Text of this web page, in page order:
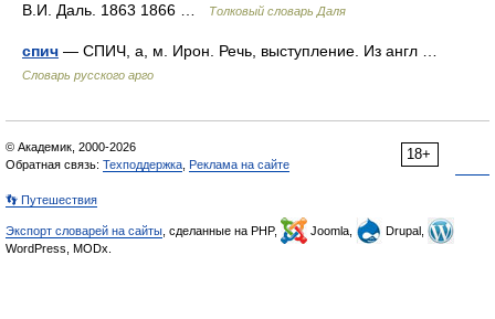
В.И. Даль. 1863 1866 …
Толковый словарь Даля
спич — СПИЧ, а, м. Ирон. Речь, выступление. Из англ …
Словарь русского арго
18+
© Академик, 2000-2026
Обратная связь: Техподдержка Реклама на сайте
👣 Путешествия
Экспорт словарей на сайты , сделанные на PHP, Joomla,
Drupal,
WordPress, MODx.